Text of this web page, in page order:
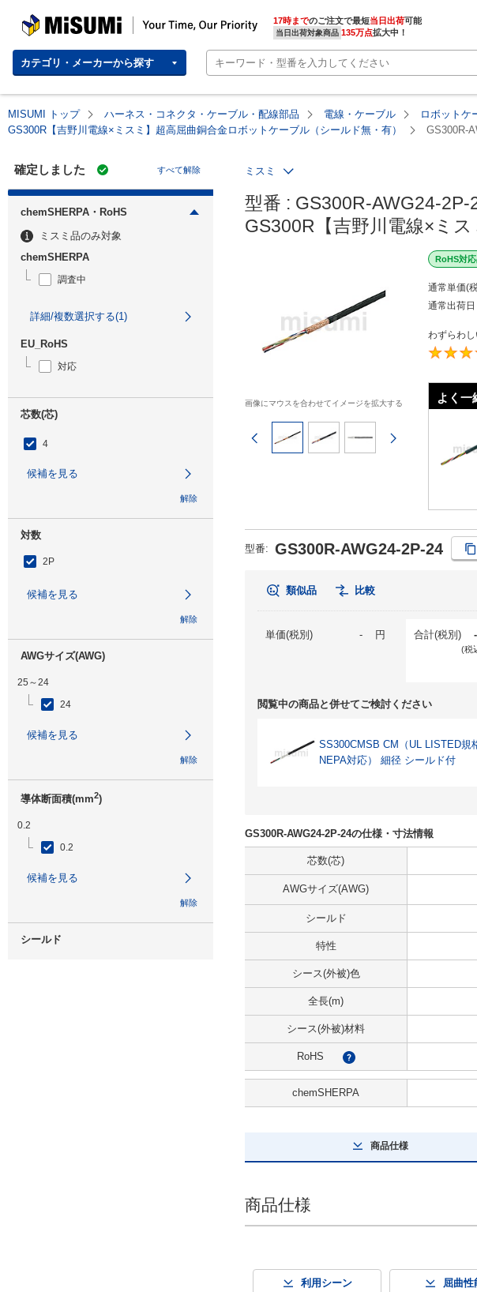
MISUMI | Your Time, Our Priority 17時までのご注文で最短当日出荷
当日出荷対象商品 135万点拡大中！
カテゴリ・メーカーから探す
MISUMI トップ ハーネス・コネクタ・ケーブル・配線部品 電線・ケーブル
ロボットケ
GS300R【吉野川電線×ミスミ】超高屈曲銅合金ロボットケーブル（シールド無・有）
GS300R-
確定しました すべて解除
chemSHERPA・RoHS
ミスミ品のみ対象
chemSHERPA
調査中
詳細/複数選択する(1)
EU_RoHS
対応
芯数(芯)
4
候補を見る
解除
対数
2P
候補を見る
解除
AWGサイズ(AWG)
25～24
24
候補を見る
解除
導体断面積(mm2)
0.2
0.2
候補を見る
解除
シールド
ミスミ
型番 : GS300R-AWG24-2P-
GS300R【吉野川電線×ミ
画像にマウスを合わせてイメージを拡大する
前のページ
RoHS対応
通常単価(
通常出荷日
わずらわ
よく一
型番: GS300R-AWG24-2P-24
類似品 比較
単価(税別) - 円 合計(税別) -
(税
閲覧中の商品と併せてご検討ください
SS300CMSB CM（UL LISTED規
NEPA対応） 細径 シールド付
GS300R-AWG24-2P-24の仕様・寸法情報
芯数(芯)
AWGサイズ(AWG)
シールド
特性
シース(外被)色
全長(m)
シース(外被)材料
RoHS ?
chemSHERPA
商品仕様
商品仕様
利用シーン 屈曲性